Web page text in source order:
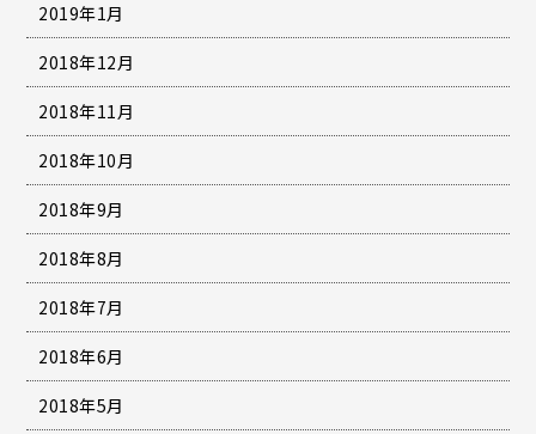
2019年1月
2018年12月
2018年11月
2018年10月
2018年9月
2018年8月
2018年7月
2018年6月
2018年5月